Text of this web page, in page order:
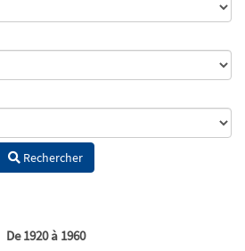
Rechercher
De 1920 à 1960